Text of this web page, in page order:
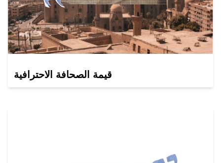
قيمة الصحافة الاحترافية